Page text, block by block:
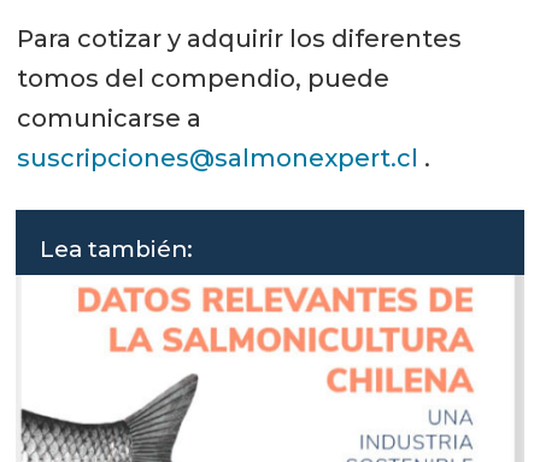
Para cotizar y adquirir los diferentes
tomos del compendio, puede
comunicarse a
suscripciones@salmonexpert.cl .
Lea también: